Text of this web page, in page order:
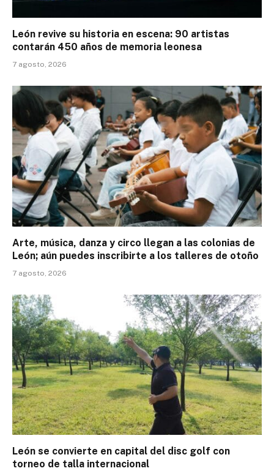
León revive su historia en escena: 90 artistas
contarán 450 años de memoria leonesa
7 agosto, 2026
Arte, música, danza y circo llegan a las colonias de
León; aún puedes inscribirte a los talleres de otoño
7 agosto, 2026
León se convierte en capital del disc golf con
torneo de talla internacional